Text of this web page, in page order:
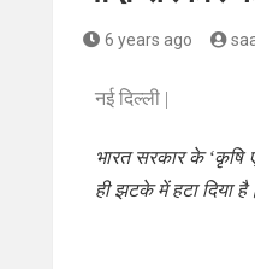
6 years ago
नई दिल्ली |
भारत सरकार के ‘कृषि
ही झटके में हटा दिया